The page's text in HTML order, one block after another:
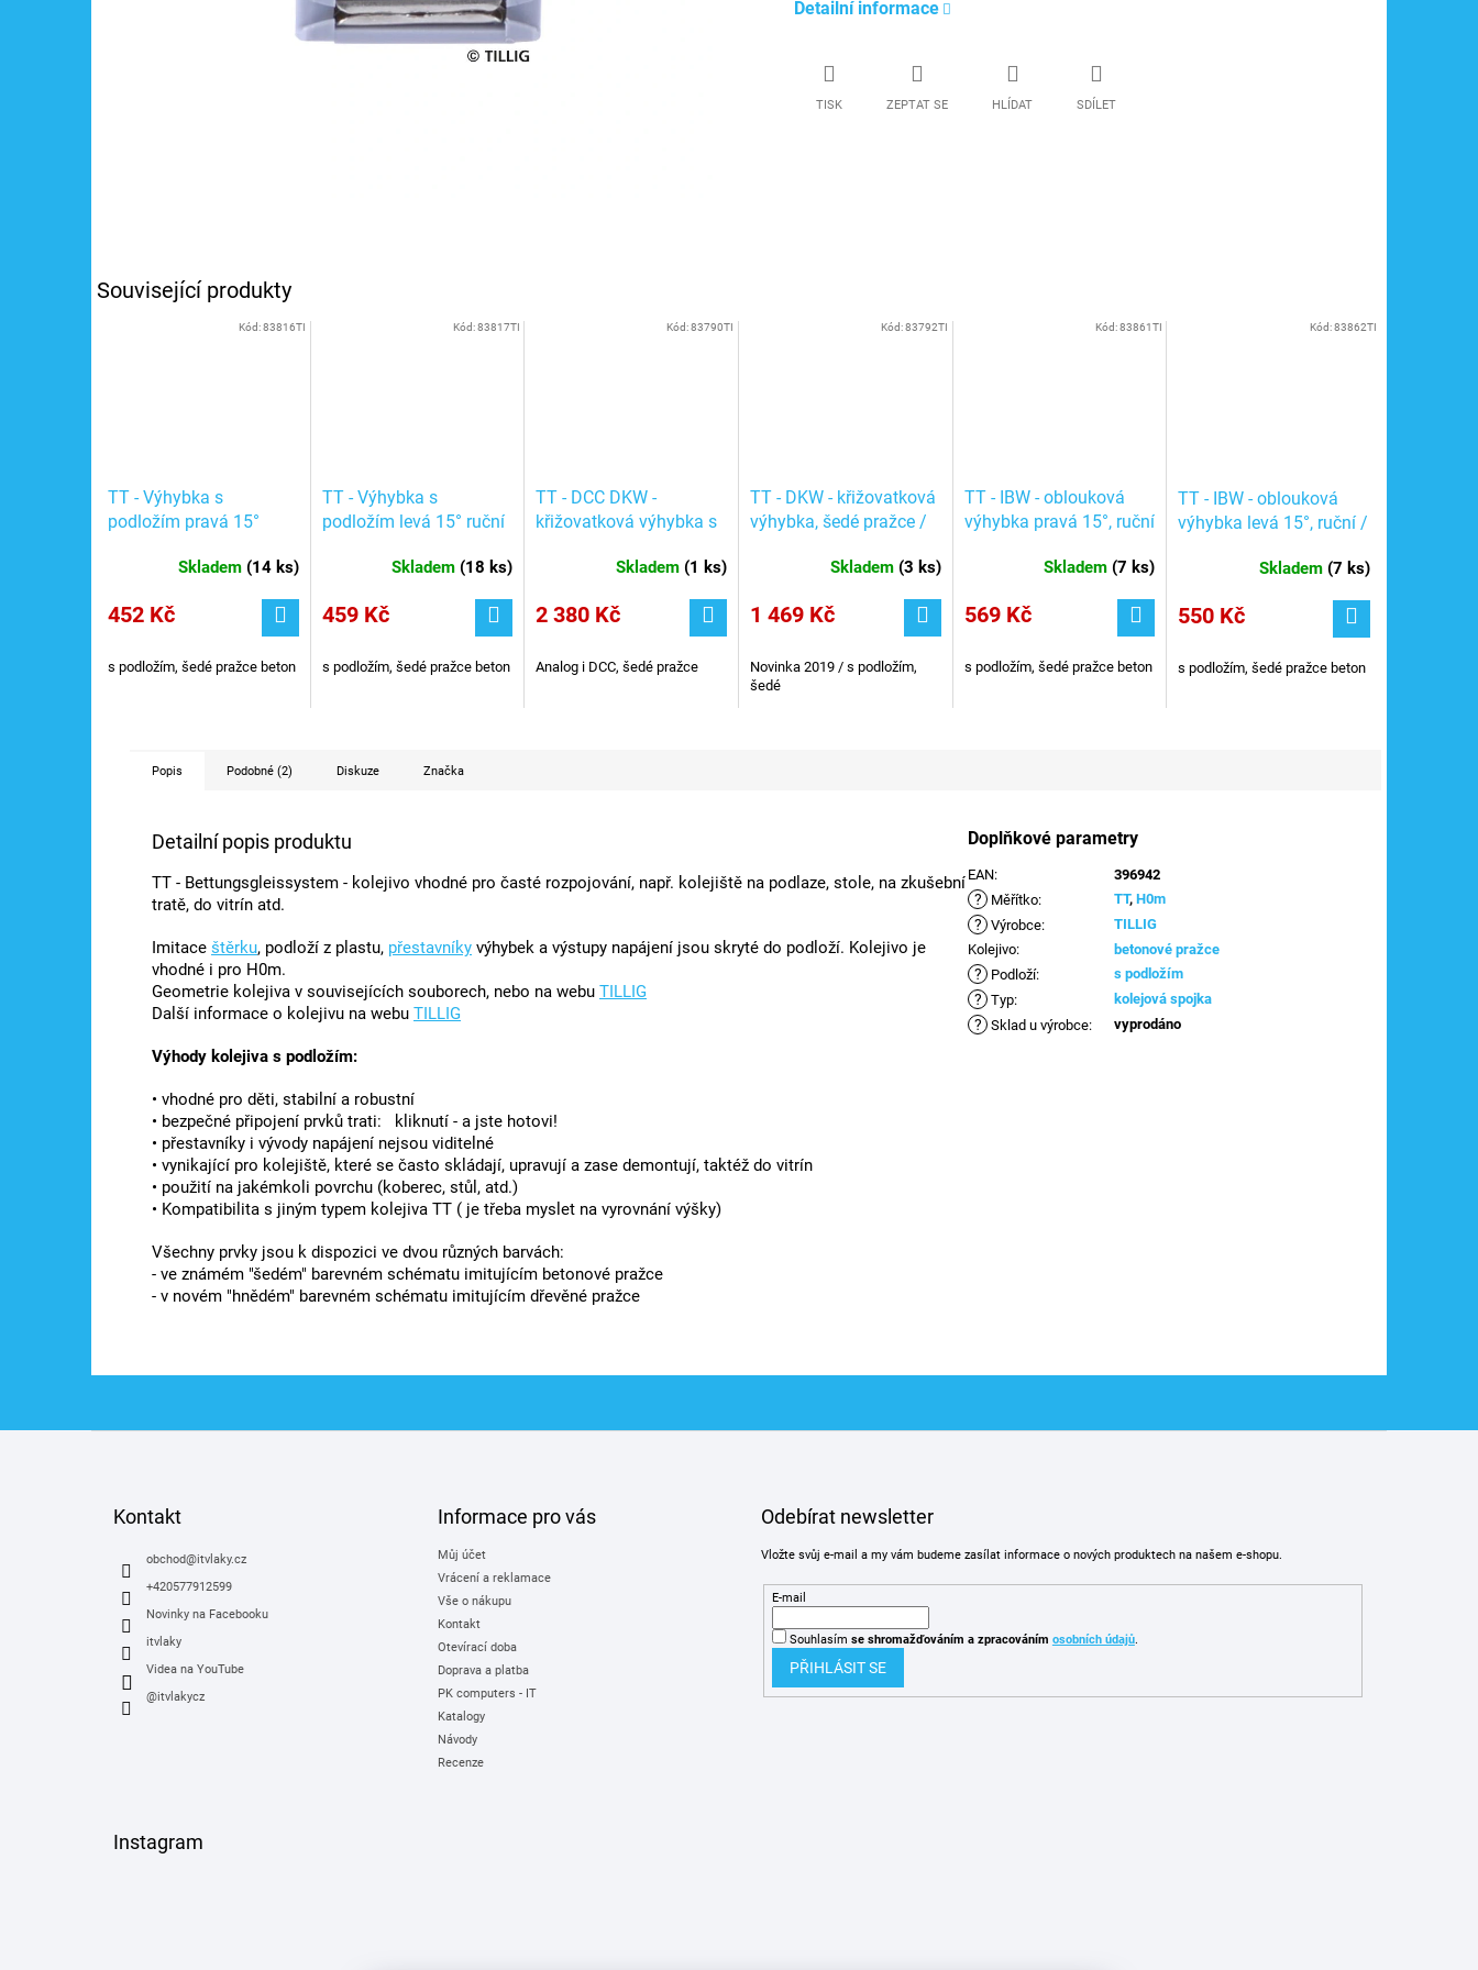
Detailní informace
TISK ZEPTAT SE HLÍDAT SDÍLET
Související produkty
TT - Výhybka s
podložím pravá 15°
Skladem (14 ks)
452 Kč
s podložím, šedé pražce beton
Kód:83816TI
TT - Výhybka s
podložím levá 15° ruční
Skladem (18 ks)
459 Kč
s podložím, šedé pražce beton
Kód:83817TI
TT - DCC DKW -
křižovatková výhybka s
pohonem / Tillig 83790
Skladem (1 ks)
2 380 Kč
Analog i DCC, šedé pražce
Kód:83790TI
TT - DKW - křižovatková
výhybka, šedé pražce /
Skladem (3 ks)
1 469 Kč
Novinka 2019 / s podložím,
šedé
Kód:83792TI
TT - IBW - oblouková
výhybka pravá 15°, ruční
Skladem (7 ks)
569 Kč
s podložím, šedé pražce beton
Kód:83861TI
TT - IBW - oblouková
výhybka levá 15°, ruční /
Skladem (7 ks)
550 Kč
s podložím, šedé pražce beton
Kód:83862TI
Popis Podobné (2) Diskuze Značka
Detailní popis produktu
TT - Bettungsgleissystem - kolejivo vhodné pro časté rozpojování, např. kolejiště na podlaze, stole, na zkušební
tratě, do vitrín atd.
Imitace štěrku, podloží z plastu, přestavníky výhybek a výstupy napájení jsou skryté do podloží. Kolejivo je
vhodné i pro H0m.
Geometrie kolejiva v souvisejících souborech, nebo na webu TILLIG
Další informace o kolejivu na webu TILLIG
Výhody kolejiva s podložím:
• vhodné pro děti, stabilní a robustní
• bezpečné připojení prvků trati: kliknutí - a jste hotovi!
• přestavníky i vývody napájení nejsou viditelné
• vynikající pro kolejiště, které se často skládají, upravují a zase demontují, taktéž do vitrín
• použití na jakémkoli povrchu (koberec, stůl, atd.)
• Kompatibilita s jiným typem kolejiva TT ( je třeba myslet na vyrovnání výšky)
Všechny prvky jsou k dispozici ve dvou různých barvách:
- ve známém "šedém" barevném schématu imitujícím betonové pražce
- v novém "hnědém" barevném schématu imitujícím dřevěné pražce
Doplňkové parametry
EAN: 396942
? Měřítko: TT,H0m
? Výrobce:
TILLIG
Kolejivo: betonové pražce
? Podloží: s podložím
? Typ: kolejová spojka
? Sklad u výrobce: vyprodáno
Kontakt
obchod@itvlaky.cz
+420577912599
Novinky na Facebooku
itvlaky
Videa na YouTube
@itvlakycz
Informace pro vás
Můj účet
Vrácení a reklamace
Vše o nákupu
Kontakt
Otevírací doba
Doprava a platba
PK computers - IT
Katalogy
Návody
Recenze
Odebírat newsletter
Vložte svůj e-mail a my vám budeme zasílat informace o nových produktech na našem e-shopu.
E-mail
Souhlasím se shromažďováním a zpracováním osobních údajů.
PŘIHLÁSIT SE
Instagram